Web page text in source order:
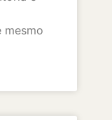
mesmo